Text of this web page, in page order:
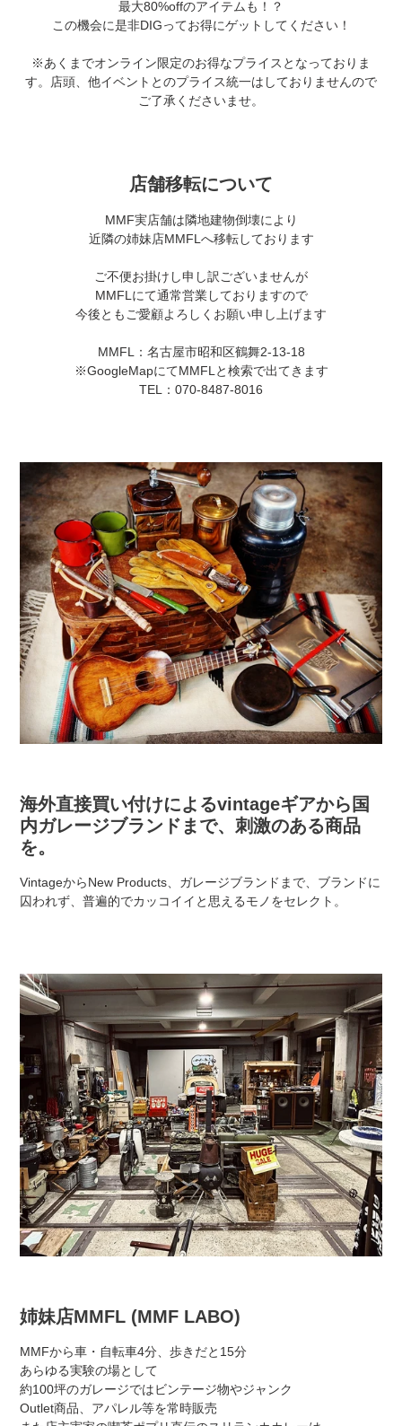
最大80%offのアイテムも！？
この機会に是非DIGってお得にゲットしてください！
※あくまでオンライン限定のお得なプライスとなっておりま
す。店頭、他イベントとのプライス統一はしておりませんので
ご了承くださいませ。
店舗移転について
MMF実店舗は隣地建物倒壊により
近隣の姉妹店MMFLへ移転しております
ご不便お掛けし申し訳ございませんが
MMFLにて通常営業しておりますので
今後ともご愛顧よろしくお願い申し上げます
MMFL：名古屋市昭和区鶴舞2-13-18
※GoogleMapにてMMFLと検索で出てきます
TEL：070-8487-8016
海外直接買い付けによるvintageギアから国
内ガレージブランドまで、刺激のある商品
を。
VintageからNew Products、ガレージブランドまで、ブランドに
囚われず、普遍的でカッコイイと思えるモノをセレクト。
姉妹店MMFL (MMF LABO)
MMFから車・自転車4分、歩きだと15分
あらゆる実験の場として
約100坪のガレージではビンテージ物やジャンク
Outlet商品、アパレル等を常時販売